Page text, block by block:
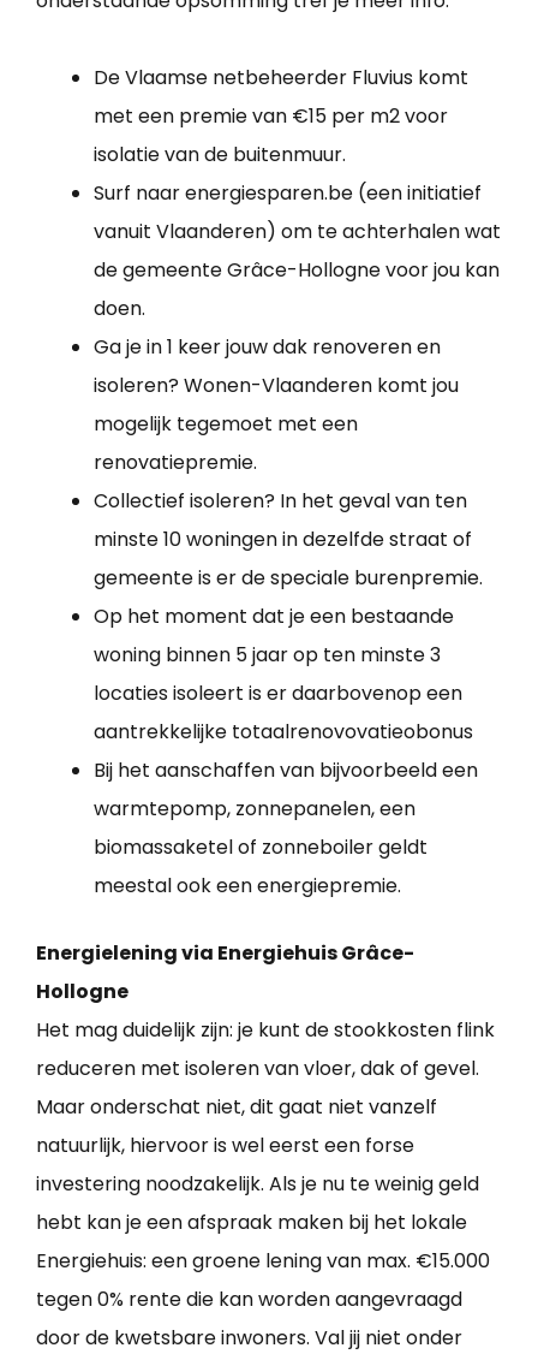
De Vlaamse netbeheerder Fluvius komt
met een premie van €15 per m2 voor
isolatie van de buitenmuur.
Surf naar energiesparen.be (een initiatief
vanuit Vlaanderen) om te achterhalen wat
de gemeente Grâce-Hollogne voor jou kan
doen.
Ga je in 1 keer jouw dak renoveren en
isoleren? Wonen-Vlaanderen komt jou
mogelijk tegemoet met een
renovatiepremie.
Collectief isoleren? In het geval van ten
minste 10 woningen in dezelfde straat of
gemeente is er de speciale burenpremie.
Op het moment dat je een bestaande
woning binnen 5 jaar op ten minste 3
locaties isoleert is er daarbovenop een
aantrekkelijke totaalrenovovatieobonus
Bij het aanschaffen van bijvoorbeeld een
warmtepomp, zonnepanelen, een
biomassaketel of zonneboiler geldt
meestal ook een energiepremie.
Energielening via Energiehuis Grâce-
Hollogne
Het mag duidelijk zijn: je kunt de stookkosten flink
reduceren met isoleren van vloer, dak of gevel.
Maar onderschat niet, dit gaat niet vanzelf
natuurlijk, hiervoor is wel eerst een forse
investering noodzakelijk. Als je nu te weinig geld
hebt kan je een afspraak maken bij het lokale
Energiehuis: een groene lening van max. €15.000
tegen 0% rente die kan worden aangevraagd
door de kwetsbare inwoners. Val jij niet onder